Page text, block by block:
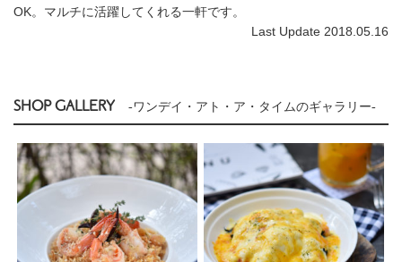
OK。マルチに活躍してくれる一軒です。
Last Update 2018.05.16
SHOP GALLERY -ワンデイ・アト・ア・タイムのギャラリー-